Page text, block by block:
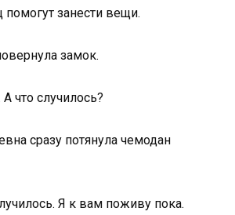
помогут занести вещи.
замок.
что случилось?
сразу потянула чемодан
Я к вам поживу пока.